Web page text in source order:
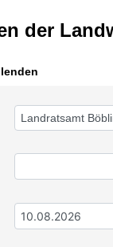
der
Landratsamt